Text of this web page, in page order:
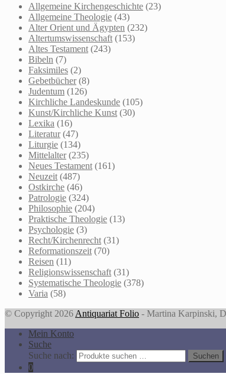
Allgemeine Kirchengeschichte (23)
Allgemeine Theologie (43)
Alter Orient und Ägypten (232)
Altertumswissenschaft (153)
Altes Testament (243)
Bibeln (7)
Faksimiles (2)
Gebetbücher (8)
Judentum (126)
Kirchliche Landeskunde (105)
Kunst/Kirchliche Kunst (30)
Lexika (16)
Literatur (47)
Liturgie (134)
Mittelalter (235)
Neues Testament (161)
Neuzeit (487)
Ostkirche (46)
Patrologie (324)
Philosophie (204)
Praktische Theologie (13)
Psychologie (3)
Recht/Kirchenrecht (31)
Reformationszeit (70)
Reisen (11)
Religionswissenschaft (31)
Systematische Theologie (378)
Varia (58)
© Copyright 2026 Antiquariat Folio - Martina Karpinski,
Mein Konto
Suche
Suche nach:
Suchen
0